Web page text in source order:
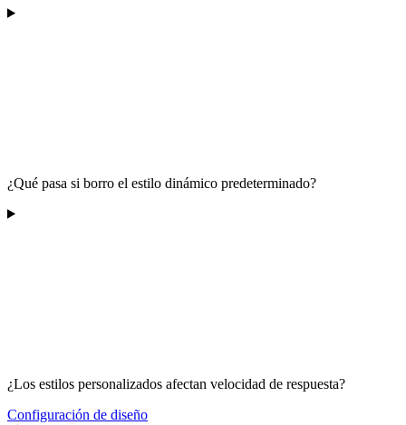
¿Qué pasa si borro el estilo dinámico predeterminado?
¿Los estilos personalizados afectan velocidad de respuesta?
Configuración de diseño